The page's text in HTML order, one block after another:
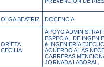
OLGA BEATRIZ DOCENCIA
ORIETA
CECILIA
APOYO
ESPECIAL DE
é INGENIERíA
ACUERDO A LAS
CARRERAS
JORNADA LABORAL.